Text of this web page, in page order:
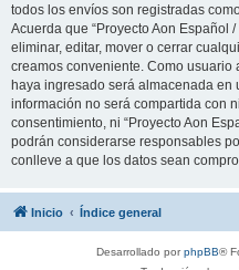
todos los envíos son registradas
Acuerda que “Proyecto Aon Español
eliminar, editar, mover o cerrar
creamos conveniente. Como
haya ingresado será almacenada
información no será compartida con
consentimiento, ni “Proyecto Aon
podrán considerarse responsables
conlleve a que los datos sean
Inicio Índice general
Desarrollado porphpBB®